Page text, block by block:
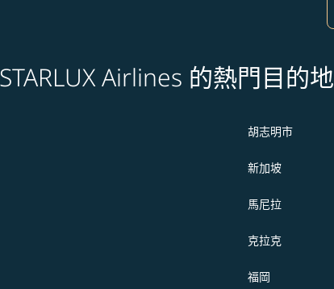
Airlines 的熱門目的地
胡志明市
新加坡
馬尼拉
克拉克
福岡